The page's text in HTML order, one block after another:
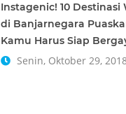
Instagenic! 10 Destinasi
di Banjarnegara
Kamu Harus Siap
Senin, Oktober 29,